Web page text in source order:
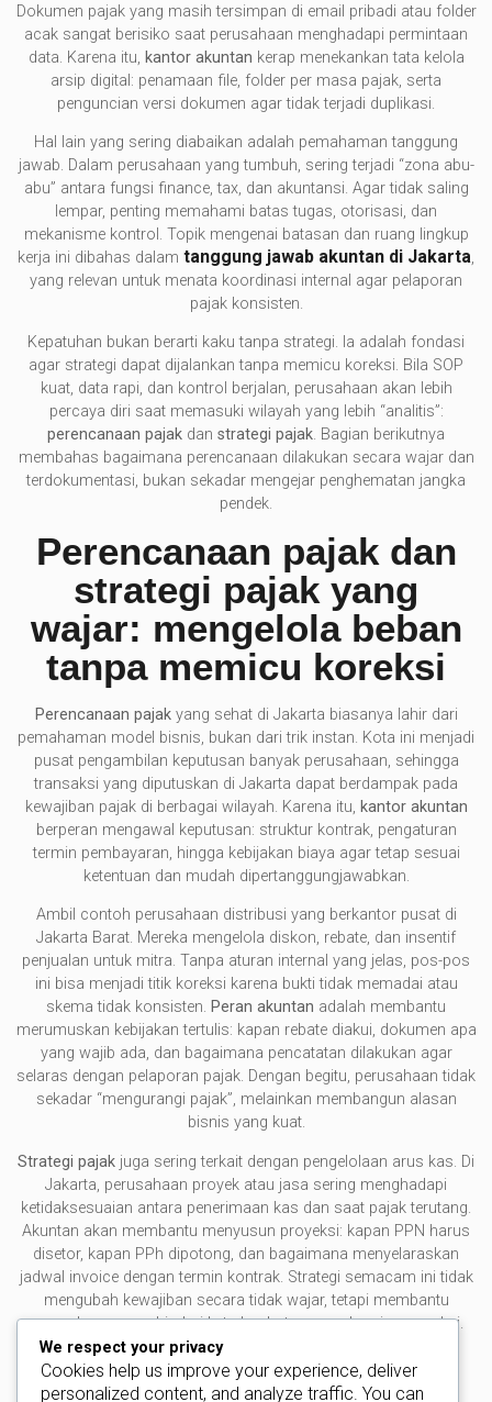
Dokumen pajak yang masih tersimpan di email pribadi atau folder
acak sangat berisiko saat perusahaan menghadapi permintaan
data. Karena itu, kantor akuntan kerap menekankan tata kelola
arsip digital: penamaan file, folder per masa pajak, serta
penguncian versi dokumen agar tidak terjadi duplikasi.
Hal lain yang sering diabaikan adalah pemahaman tanggung
jawab. Dalam perusahaan yang tumbuh, sering terjadi “zona abu-
abu” antara fungsi finance, tax, dan akuntansi. Agar tidak saling
lempar, penting memahami batas tugas, otorisasi, dan
mekanisme kontrol. Topik mengenai batasan dan ruang lingkup
kerja ini dibahas dalam tanggung jawab akuntan di Jakarta,
yang relevan untuk menata koordinasi internal agar pelaporan
pajak konsisten.
Kepatuhan bukan berarti kaku tanpa strategi. Ia adalah fondasi
agar strategi dapat dijalankan tanpa memicu koreksi. Bila SOP
kuat, data rapi, dan kontrol berjalan, perusahaan akan lebih
percaya diri saat memasuki wilayah yang lebih “analitis”:
perencanaan pajak dan strategi pajak. Bagian berikutnya
membahas bagaimana perencanaan dilakukan secara wajar dan
terdokumentasi, bukan sekadar mengejar penghematan jangka
pendek.
Perencanaan pajak dan
strategi pajak yang
wajar: mengelola beban
tanpa memicu koreksi
Perencanaan pajakyang sehat di Jakarta biasanya lahir dari
pemahaman model bisnis, bukan dari trik instan. Kota ini menjadi
pusat pengambilan keputusan banyak perusahaan, sehingga
transaksi yang diputuskan di Jakarta dapat berdampak pada
kewajiban pajak di berbagai wilayah. Karena itu, kantor akuntan
berperan mengawal keputusan: struktur kontrak, pengaturan
termin pembayaran, hingga kebijakan biaya agar tetap sesuai
ketentuan dan mudah dipertanggungjawabkan.
Ambil contoh perusahaan distribusi yang berkantor pusat di
Jakarta Barat. Mereka mengelola diskon, rebate, dan insentif
penjualan untuk mitra. Tanpa aturan internal yang jelas, pos-pos
ini bisa menjadi titik koreksi karena bukti tidak memadai atau
skema tidak konsisten. Peran akuntan adalah membantu
merumuskan kebijakan tertulis: kapan rebate diakui, dokumen apa
yang wajib ada, dan bagaimana pencatatan dilakukan agar
selaras dengan pelaporan pajak. Dengan begitu, perusahaan tidak
sekadar “mengurangi pajak”, melainkan membangun alasan
bisnis yang kuat.
Strategi pajak juga sering terkait dengan pengelolaan arus kas. Di
Jakarta, perusahaan proyek atau jasa sering menghadapi
ketidaksesuaian antara penerimaan kas dan saat pajak terutang.
Akuntan akan membantu menyusun proyeksi: kapan PPN harus
disetor, kapan PPh dipotong, dan bagaimana menyelaraskan
jadwal invoice dengan termin kontrak. Strategi semacam ini tidak
mengubah kewajiban secara tidak wajar, tetapi membantu
perusahaan menghindari keterlambatan yang berujung sanksi.
Perencanaan yang baik selalu disertai dokumentasi. Jika
perusahaan memilih perlakuan tertentu—misalnya metode
We respect your privacy
Cookies help us improve your experience, deliver
personalized content, and analyze traffic. You can